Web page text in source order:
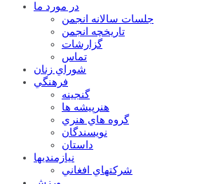
در مورد ما
جلسات سالانه انجمن
تاریخچه انجمن
گزارشات
تماس
شوراي زنان
فرهنگي
گنجينه
هنرپيشه ها
گروه هاي هنري
نويسندگان
داستان
نيازمنديها
شرکتهاي افغاني